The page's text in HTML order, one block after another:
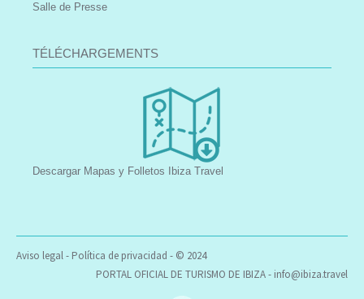
Salle de Presse
TÉLÉCHARGEMENTS
Descargar Mapas y Folletos Ibiza Travel
Aviso legal- Política de privacidad - © 2024
PORTAL OFICIAL DE TURISMO DE IBIZA - info@ibiza.travel